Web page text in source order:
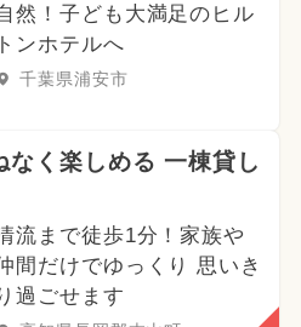
然！子ども大満足のヒル
トンホテルへ
千葉県浦安市
なく楽しめる 一棟貸し
流まで徒歩1分！家族や
間だけでゆっくり 思いき
過ごせます